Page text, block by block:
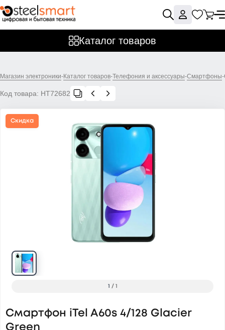
Каталог товаров
Магазин электроники-Каталог товаров-Телефония и аксессуары-Смартфоны-
Код товара: НТ72682
Скидка
1 / 1
Смартфон iTel A60s 4/128 Glacier
Green